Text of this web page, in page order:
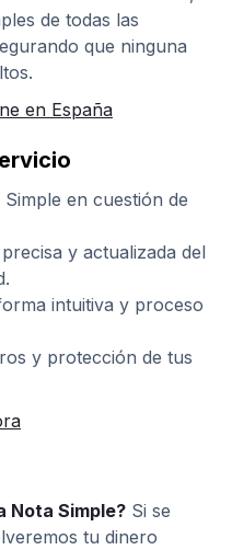
de todas las
que ninguna
en España
en cuestión de
y actualizada del
intuitiva y proceso
y protección de tus
Nota Simple? Si se
tu dinero